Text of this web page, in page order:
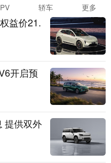
轿车 更多
益价21.
开启预
提供双外